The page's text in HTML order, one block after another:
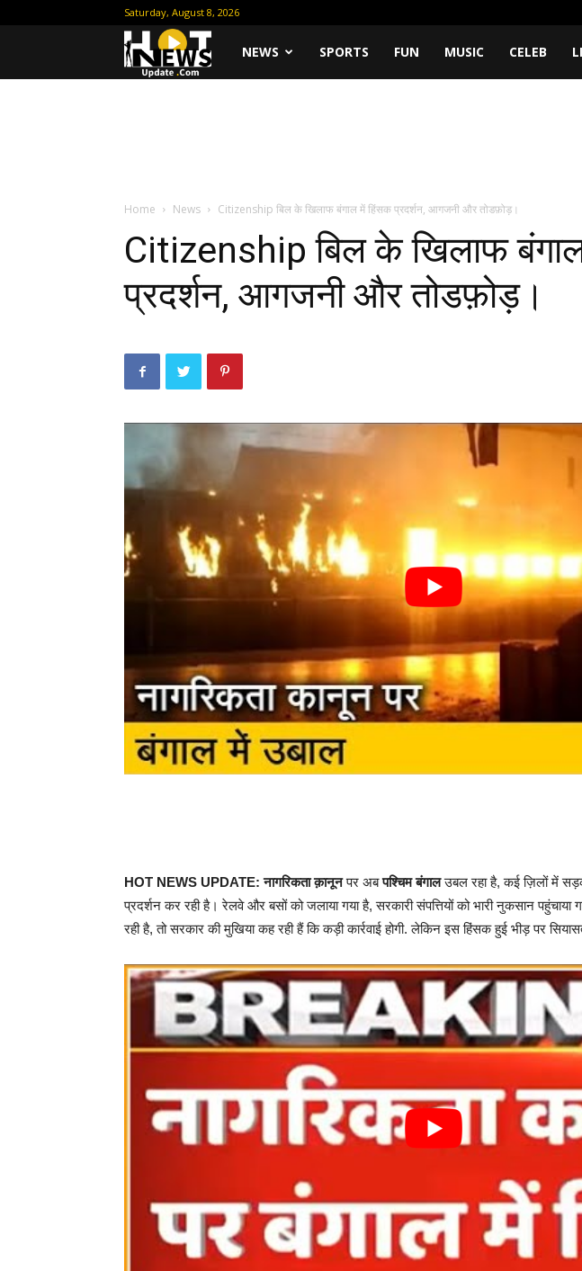
Saturday, August 8, 2026
HotNEWS SPORTS FUN MUSIC CELEB
Home News Citizenship बिल के खिलाफ बंगाल में हिंसक प्रदर्शन, आगजनी और तोडफ़ोड़।
Citizenship बिल के खिलाफ
प्रदर्शन, आगजनी और तोडफ़ोड़।
HOT NEWS UPDATE: नागरिकता क़ानूनपर अबपश्चिम बंगालउबल रहा है, कई ज़िलों में
प्रदर्शन कर रही है। रेलवे और बसों को जलाया गया है, सरकारी संपत्तियों को भारी नुकसान पहुंचाया
रही है, तो सरकार की मुखिया कह रही हैं कि कड़ी कार्रवाई होगी. लेकिन इस हिंसक हुई भीड़ पर